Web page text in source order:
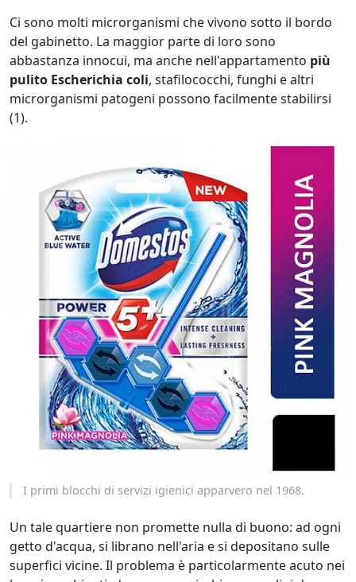
Ci sono molti microrganismi che vivono sotto il bordo
del gabinetto. La maggior parte di loro sono
abbastanza innocui, ma anche nell'appartamento più
pulito Escherichia coli, stafilococchi, funghi e altri
microrganismi patogeni possono facilmente stabilirsi
(1).
I primi blocchi di servizi igienici apparvero nel 1968.
Un tale quartiere non promette nulla di buono: ad ogni
getto d'acqua, si librano nell'aria e si depositano sulle
superfici vicine. Il problema è particolarmente acuto nei